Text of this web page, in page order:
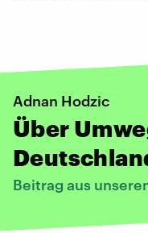
Adnan Hodzic
Über
Beitrag aus